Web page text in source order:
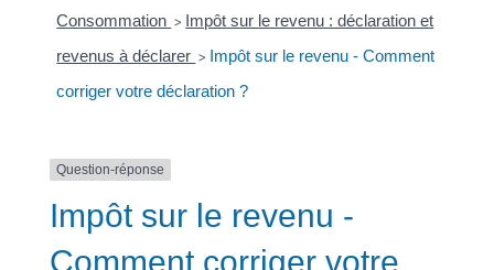
Consommation > Impôt sur le revenu : déclaration et
revenus à déclarer > Impôt sur le revenu - Comment
corriger votre déclaration ?
Question-réponse
Impôt sur le revenu -
Comment corriger votre